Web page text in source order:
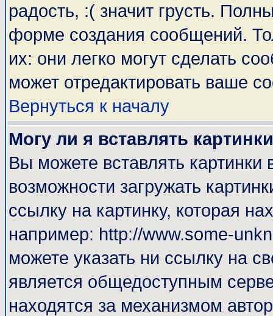
радость, :( значит грусть.
форме создания сообщений.
их: они легко могут сделать
может отредактировать ваше
Вернуться к началу
Могу ли я вставлять
Вы можете вставлять
возможности загружать
ссылку на картинку, которая
например: http://www.some-
можете указать ни ссылку на
является общедоступным
находятся за механизмом